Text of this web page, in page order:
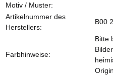
Motiv / Muster:
Artikelnummer des
Herstellers:
B00
Farbhinweise:
Bitte